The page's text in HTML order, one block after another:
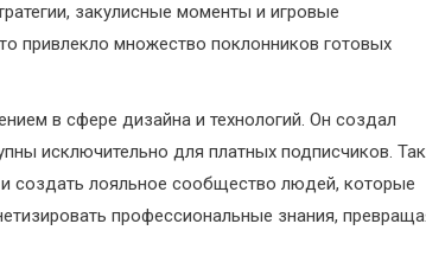
закулисные моменты и игровые
привлекло множество поклонников готовых
в сфере дизайна и технологий. Он создал
исключительно для платных подписчиков.
создать лояльное сообщество людей, которые
профессиональные знания,